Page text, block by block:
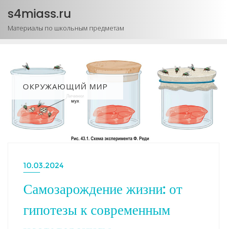
Промотать
содержимому
s4miass.ru
Материалы по школьным предметам
ОКРУЖАЮЩИЙ МИР
10.03.2024
Самозарождение жизни: от
гипотезы к современным